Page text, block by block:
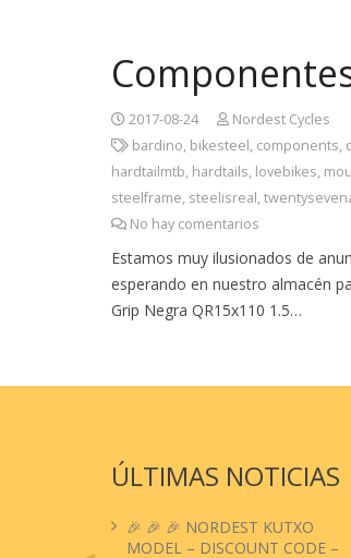
2017-08-24
Nordest Cycles
bardino, bikesteel, components,
hardtailmtb, hardtails, lovebikes,
steelframe, steelisreal,
No hay comentarios
Estamos muy ilusionados de
esperando en nuestro almacén
Grip Negra QR15x110 1.5…
ÚLTIMAS NOTICIAS
🎉 🎉 🎉 NORDEST KUTXO
MODEL – DISCOUNT CODE –